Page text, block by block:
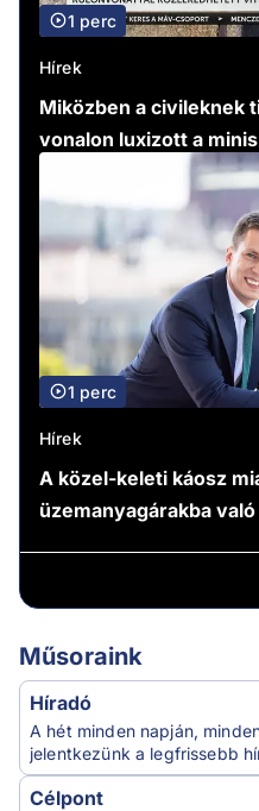
1 perc
Hírek
Miközben a civileknek
vonalon luxizott a
1 perc
Hírek
A közel-keleti káosz
üzemanyagárakba
Műsoraink
Híradó
A hét minden napján,
jelentkezünk a legfrissebb
Célpont